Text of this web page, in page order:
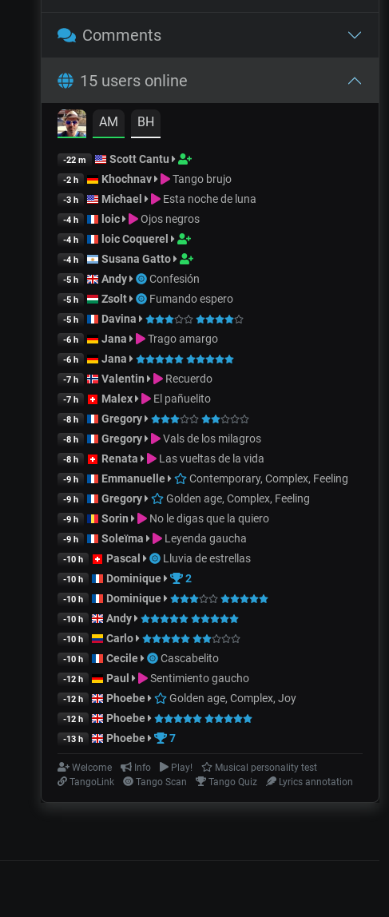
Comments
15 users online
AM BH
-22 m Scott Cantu
-2 h Khochnav Tango brujo
-3 h Michael Esta noche de luna
-4 h loic Ojos negros
-4 h loic Coquerel
-4 h Susana Gatto
-5 h Andy Confesión
-5 h Zsolt Fumando espero
-5 h Davina
-6 h Jana Trago amargo
-6 h Jana
-7 h Valentin Recuerdo
-7 h Malex El pañuelito
-8 h Gregory
-8 h Gregory Vals de los milagros
-8 h Renata Las vueltas de la vida
-9 h Emmanuelle Contemporary, Complex, Feeling
-9 h Gregory Golden age, Complex, Feeling
-9 h Sorin No le digas que la quiero
-9 h Soleïma Leyenda gaucha
-10 h Pascal Lluvia de estrellas
-10 h Dominique 2
-10 h Dominique
-10 h Andy
-10 h Carlo
-10 h Cecile Cascabelito
-12 h Paul Sentimiento gaucho
-12 h Phoebe Golden age, Complex, Joy
-12 h Phoebe
-13 h Phoebe 7
Welcome Info Play!
Musical personality test
TangoLink
Tango Scan Tango Quiz Lyrics annotation